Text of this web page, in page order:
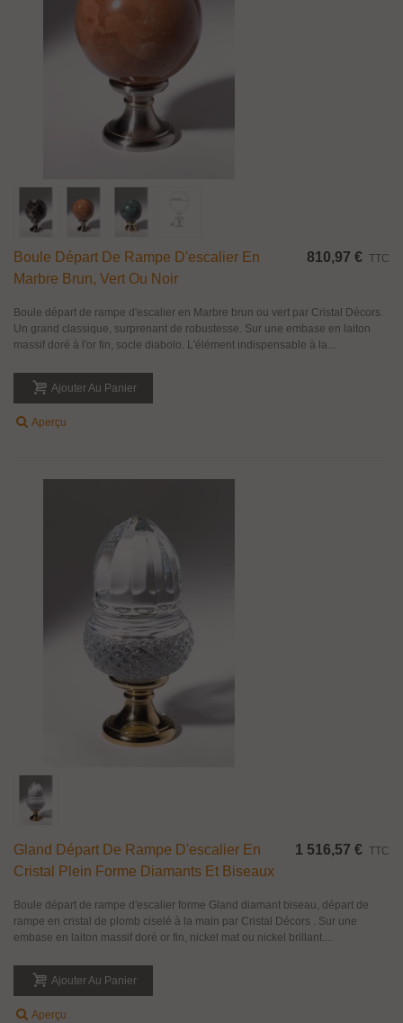
Boule Départ De Rampe D'escalier En
Marbre Brun, Vert Ou Noir
810,97 € TTC
Boule départ de rampe d'escalier en Marbre brun ou vert par Cristal Décors.
Un grand classique, surprenant de robustesse. Sur une embase en laiton
massif doré à l'or fin, socle diabolo. L'élément indispensable à la...
Ajouter Au Panier
Aperçu
Gland Départ De Rampe D'escalier En
Cristal Plein Forme Diamants Et Biseaux
1 516,57 € TTC
Boule départ de rampe d'escalier forme Gland diamant biseau, départ de
rampe en cristal de plomb ciselé à la main par Cristal Décors . Sur une
embase en laiton massif doré or fin, nickel mat ou nickel brillant....
Ajouter Au Panier
Aperçu